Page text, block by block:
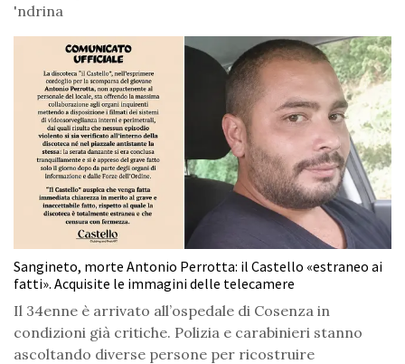
'ndrina
Sangineto, morte Antonio Perrotta: il Castello «estraneo ai
fatti». Acquisite le immagini delle telecamere
Il 34enne è arrivato all’ospedale di Cosenza in
condizioni già critiche. Polizia e carabinieri stanno
ascoltando diverse persone per ricostruire